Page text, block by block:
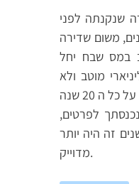
שנקנתה לפני
הייתי מציע לתקן ל 10 שנים, משום שדירה
2014, החיוב במס שבח יחל
ליניארי מוטב ולא
לפרטים,
היית מדגים על פחות מ 10 שנים זה היה יותר
מדוייק.